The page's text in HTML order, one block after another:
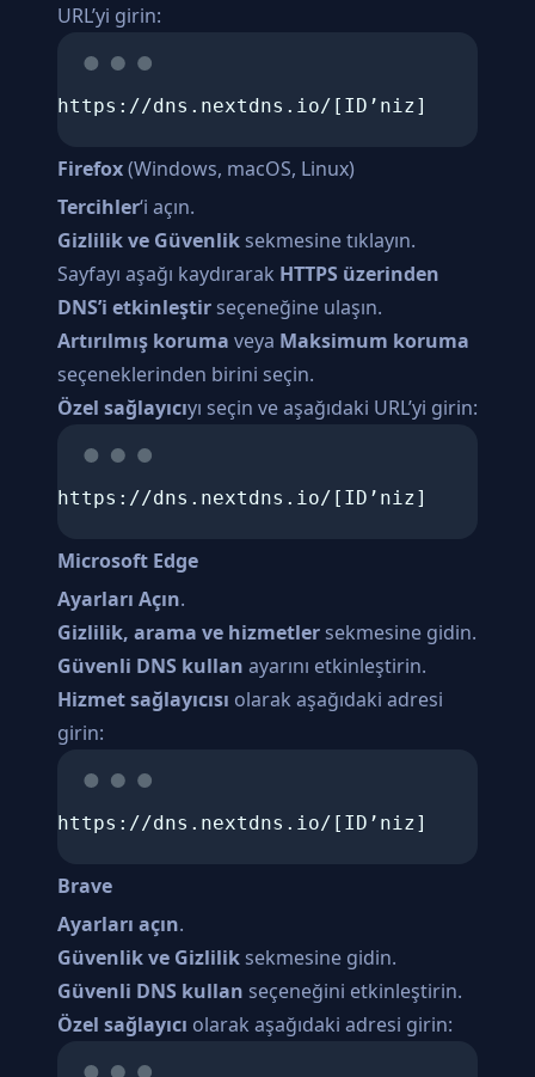
URL’yi girin:
https://dns.nextdns.io/[ID’niz]
Firefox(Windows, macOS, Linux)
Tercihler‘i açın.
Gizlilik ve Güvenlik sekmesine tıklayın.
Sayfayı aşağı kaydırarak HTTPS üzerinden
DNS’i etkinleştir seçeneğine ulaşın.
Artırılmış koruma veya Maksimum koruma
seçeneklerinden birini seçin.
Özel sağlayıcıyı seçin ve aşağıdaki URL’yi girin:
https://dns.nextdns.io/[ID’niz]
Microsoft Edge
Ayarları Açın.
Gizlilik, arama ve hizmetler sekmesine gidin.
Güvenli DNS kullan ayarını etkinleştirin.
Hizmet sağlayıcısı olarak aşağıdaki adresi
girin:
https://dns.nextdns.io/[ID’niz]
Brave
Ayarları açın.
Güvenlik ve Gizlilik sekmesine gidin.
Güvenli DNS kullan seçeneğini etkinleştirin.
Özel sağlayıcı olarak aşağıdaki adresi girin: